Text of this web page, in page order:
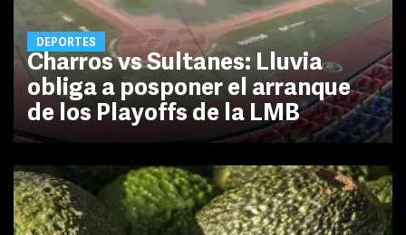
DEPORTES
Charros vs Sultanes: Lluvia
obliga a posponer el arranque
de los Playoffs de la LMB